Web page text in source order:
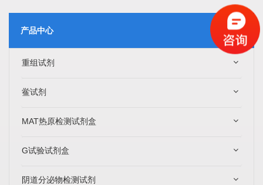
产品中心
重组试剂
鲎试剂
MAT热原检测试剂盒
G试验试剂盒
阴道分泌物检测试剂